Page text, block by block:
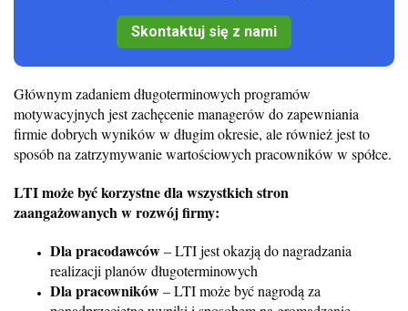
Skontaktuj się z nami
Głównym zadaniem długoterminowych programów
motywacyjnych jest zachęcenie managerów do zapewniania
firmie dobrych wyników w długim okresie, ale również jest to
sposób na zatrzymywanie wartościowych pracowników w spółce.
LTI może być korzystne dla wszystkich stron
zaangażowanych w rozwój firmy:
Dla pracodawców– LTI jest okazją do nagradzania
realizacji planów długoterminowych
Dla pracowników– LTI może być nagrodą za